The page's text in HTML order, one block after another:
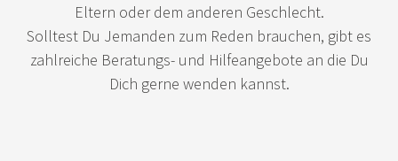
Eltern oder dem anderen Geschlecht.
Solltest Du Jemanden zum Reden brauchen, gibt es
zahlreiche Beratungs- und Hilfeangebote an die Du
Dich gerne wenden kannst.